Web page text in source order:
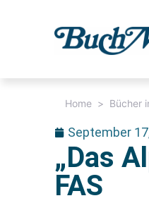
Home > Bücher
September
„Das
FAS